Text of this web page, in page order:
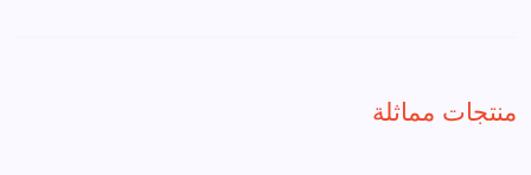
منتجات مماثلة